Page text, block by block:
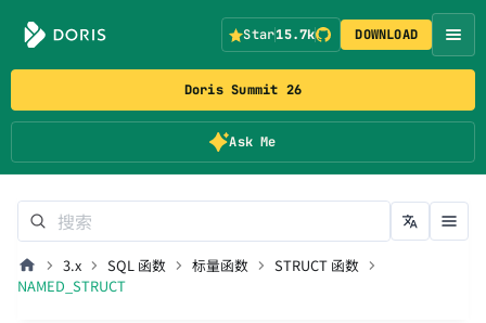
Doris Summit 26
Ask Me
Star15.7k DOWNLOAD
3.x SQL 函数 标量函数
STRUCT 函数
NAMED_STRUCT